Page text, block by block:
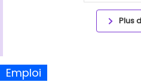
Plus
Emploi